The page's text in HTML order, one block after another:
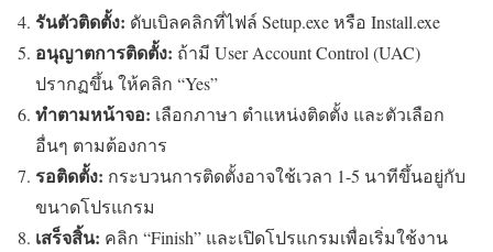
รันตัวติดตั้ง: ดับเบิลคลิกที่ไฟล์ Setup.exe หรือ Install.exe
อนุญาตการติดตั้ง: ถ้ามี User Account Control (UAC)
ปรากฏขึ้น ให้คลิก “Yes”
ทำตามหน้าจอ: เลือกภาษา ตำแหน่งติดตั้ง และตัวเลือก
อื่นๆ ตามต้องการ
รอติดตั้ง: กระบวนการติดตั้งอาจใช้เวลา 1-5 นาทีขึ้นอยู่กับ
ขนาดโปรแกรม
เสร็จสิ้น: คลิก “Finish” และเปิดโปรแกรมเพื่อเริ่มใช้งาน